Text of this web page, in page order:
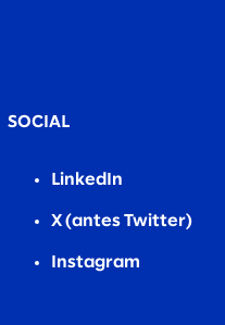
SOCIAL
LinkedIn
X (antes Twitter)
Instagram